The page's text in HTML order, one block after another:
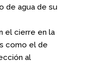
de agua de su
el cierre en la
como el de
al